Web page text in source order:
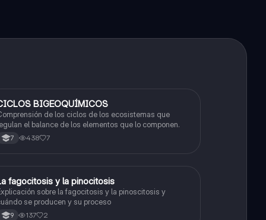
Biologia BIGEOQUÍMICOS
de los ciclos de los ecosistemas que
el balance de los elementos que lo componen.
7 438 7
Biologia
fagocitosis y la pinocitosis
sobre la fagocitosis y la pinoscitosis y
se producen y su proceso
9 137 2